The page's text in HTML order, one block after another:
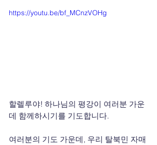
https://youtu.be/bf_MCnzVOHg
할렐루야! 하나님의 평강이 여러분 가운
데 함께하시기를 기도합니다.
여러분의 기도 가운데, 우리 탈북민 자매